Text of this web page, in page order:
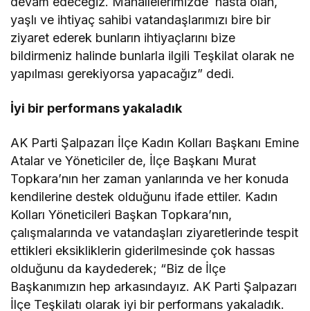
yaşlı ve ihtiyaç sahibi vatandaşlarımızı bire bir
ziyaret ederek bunların ihtiyaçlarını bize
bildirmeniz halinde bunlarla ilgili Teşkilat olarak ne
yapılması gerekiyorsa yapacağız” dedi.
İyi bir performans yakaladık
AK Parti Şalpazarı İlçe Kadın Kolları Başkanı Emine
Atalar ve Yöneticiler de, İlçe Başkanı Murat
Topkara’nın her zaman yanlarında ve her konuda
kendilerine destek olduğunu ifade ettiler. Kadın
Kolları Yöneticileri Başkan Topkara’nın,
çalışmalarında ve vatandaşları ziyaretlerinde tespit
ettikleri eksikliklerin giderilmesinde çok hassas
olduğunu da kaydederek; “Biz de İlçe
Başkanımızın hep arkasındayız. AK Parti Şalpazarı
İlçe Teşkilatı olarak iyi bir performans yakaladık.